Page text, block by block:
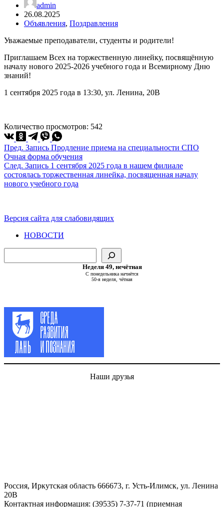
admin
26.08.2025
Объявления, Поздравления
Уважаемые преподаватели, студенты и родители!
Приглашаем Всех на торжественную линейку, посвящённую
началу нового 2025-2026 учебного года и Всемирному Дню
знаний!
1 сентября 2025 года в 13:30, ул. Ленина, 20В
Количество просмотров: 542
Пред. Запись Продление приема на специальности СПО
Очная форма обучения
След. Запись 1 сентября 2025 года в нашем филиале
состоялась торжественная линейка, посвященная началу
нового учебного года
Версия сайта для слабовидящих
НОВОСТИ
Неделя 49, нечётная
С понедельника начнётся
50-я неделя, чётная
Наши друзья
Россия, Иркутская область 666673, г. Усть-Илимск, ул. Ленина
20В
Контактная информация: (39535) 7-37-71 (приемная